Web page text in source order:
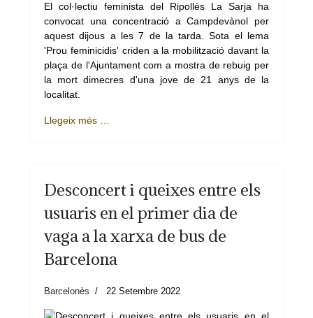
El col·lectiu feminista del Ripollès La Sarja ha
convocat una concentració a Campdevànol per
aquest dijous a les 7 de la tarda. Sota el lema
'Prou feminicidis' criden a la mobilització davant la
plaça de l'Ajuntament com a mostra de rebuig per
la mort dimecres d'una jove de 21 anys de la
localitat.
Llegeix més …
Desconcert i queixes entre els
usuaris en el primer dia de
vaga a la xarxa de bus de
Barcelona
Barcelonès 22 Setembre 2022